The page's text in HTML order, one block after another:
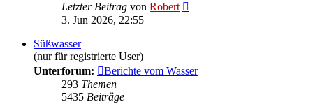
Letzter Beitrag von Robert
3. Jun 2026, 22:55
Süßwasser
(nur für registrierte User)
Unterforum:
Berichte vom Wasser
293 Themen
5435 Beiträge